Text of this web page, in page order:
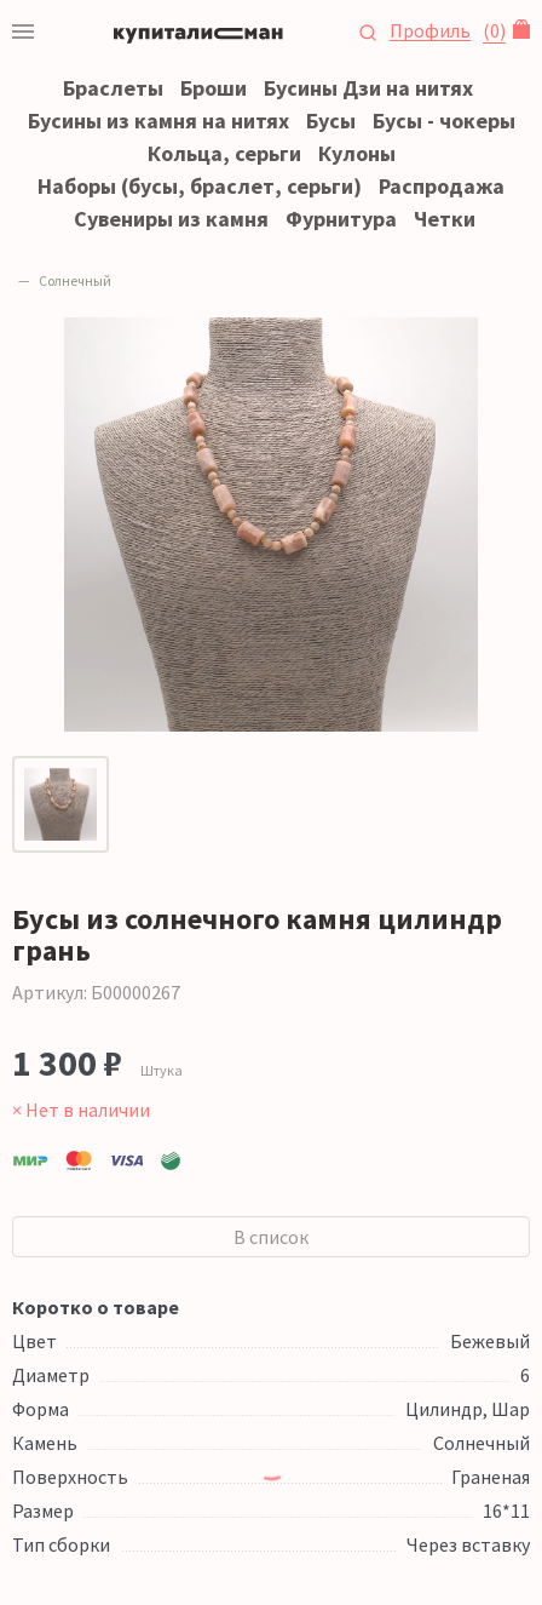
Профиль (0)
Браслеты Броши
Бусины Дзи на нитях
Бусины из камня на нитях
Бусы
Бусы - чокеры
Кольца, серьги
Кулоны
Наборы (бусы, браслет, серьги)
Распродажа
Сувениры из камня
Фурнитура Четки
Солнечный
Бусы из солнечного камня цилиндр
грань
Артикул: Б00000267
1 300 ₽ Штука
× Нет в наличии
В список
Коротко о товаре
Цвет
Бежевый
Диаметр
6
Форма
Цилиндр, Шар
Камень
Солнечный
Поверхность
Граненая
Размер
16*11
Тип сборки
Через вставку